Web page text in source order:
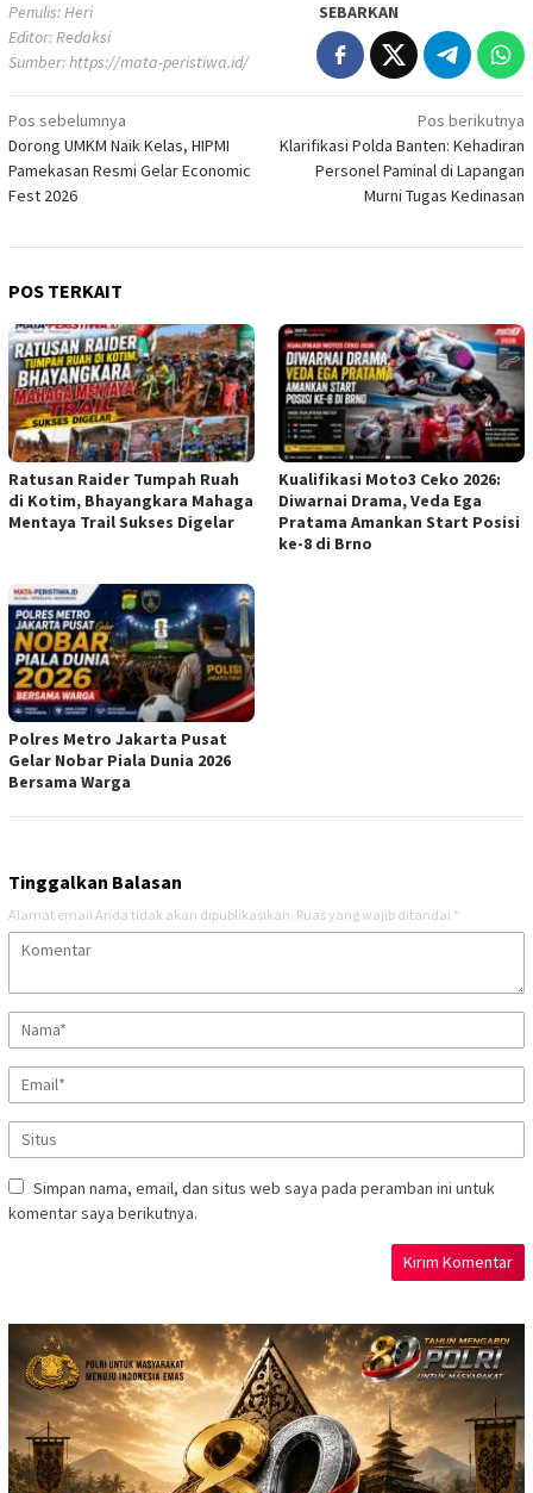
Penulis: Heri
Editor: Redaksi
Sumber:https://mata-peristiwa.id/
SEBARKAN
Navigasi
pos
Pos sebelumnya
Dorong UMKM Naik Kelas, HIPMI
Pamekasan Resmi Gelar Economic
Fest 2026
Pos berikutnya
Klarifikasi Polda Banten: Kehadiran
Personel Paminal di Lapangan
Murni Tugas Kedinasan
POS TERKAIT
Ratusan Raider Tumpah Ruah
di Kotim, Bhayangkara Mahaga
Mentaya Trail Sukses Digelar
Kualifikasi Moto3 Ceko 2026:
Diwarnai Drama, Veda Ega
Pratama Amankan Start Posisi
ke-8 di Brno
Polres Metro Jakarta Pusat
Gelar Nobar Piala Dunia 2026
Bersama Warga
Tinggalkan Balasan
Alamat email Anda tidak akan dipublikasikan. Ruas yang wajib ditandai *
Simpan nama, email, dan situs web saya pada peramban ini untuk
komentar saya berikutnya.